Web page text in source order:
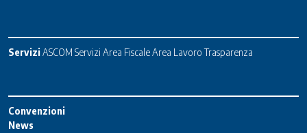
ServiziASCOM Servizi Area FiscaleArea Lavoro Trasparenza
Convenzioni
News